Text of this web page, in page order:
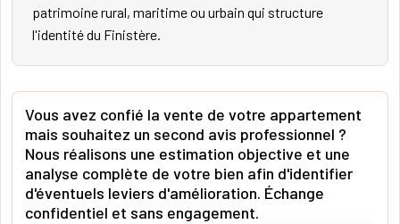
patrimoine rural, maritime ou urbain qui structure
l'identité du Finistère.
Vous avez confié la vente de votre appartement
mais souhaitez un second avis professionnel ?
Nous réalisons une estimation objective et une
analyse complète de votre bien afin d'identifier
d'éventuels leviers d'amélioration. Échange
confidentiel et sans engagement.